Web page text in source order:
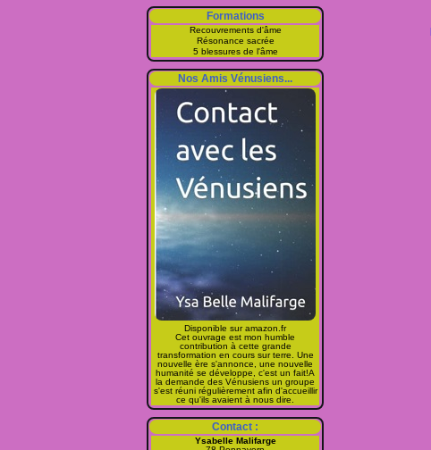
Formations
Recouvrements d'âme
Résonance sacrée
5 blessures de l'âme
Nos Amis Vénusiens...
Disponible sur amazon.fr
Cet ouvrage est mon humble
contribution à cette grande
transformation en cours sur terre. Une
nouvelle ère s'annonce, une nouvelle
humanité se développe, c'est un fait!A
la demande des Vénusiens un groupe
s'est réuni régulièrement afin d'accueillir
ce qu'ils avaient à nous dire.
Contact :
Ysabelle Malifarge